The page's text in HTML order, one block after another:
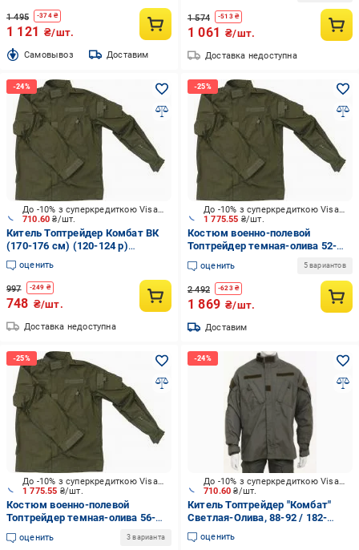
1 495 -374₴
1 121 ₴/шт.
Cамовывоз Доставим
1 574 -513₴
1 061 ₴/шт.
Доставка недоступна
710.60₴/шт.
До -10% з суперкредиткою Visa Вигода
Китель Топтрейдер Комбат ВК
(170-176 см) (120-124 р)
темная-олива р.XXL
оценить
997 -249 ₴
748 ₴/шт.
Доставка недоступна
1 775.55 ₴/шт.
До -10% з суперкредиткою Visa Вигода
Костюм военно-полевой
Топтрейдер темная-олива 52-
54р / 170-176 см (Широкий
Ворот) р.L
оценить 5 вариантов
2 492 -623₴
1 869 ₴/шт.
Доставим
1 775.55 ₴/шт.
До -10% з суперкредиткою Visa Вигода
Костюм военно-полевой
Топтрейдер темная-олива 56-
58р / 182-188 см (Широкий
Ворот) р.XL
оценить 3 варианта
710.60₴/шт.
До -10% з суперкредиткою Visa Вигода
Китель Топтрейдер "Комбат"
Светлая-Олива, 88-92 / 182-
188cм р.S
оценить